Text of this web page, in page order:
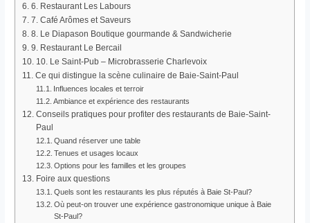
6. Restaurant Les Labours
7. Café Arômes et Saveurs
8. Le Diapason Boutique gourmande & Sandwicherie
9. Restaurant Le Bercail
10. Le Saint-Pub – Microbrasserie Charlevoix
Ce qui distingue la scène culinaire de Baie-Saint-Paul
Influences locales et terroir
Ambiance et expérience des restaurants
Conseils pratiques pour profiter des restaurants de Baie-Saint-
Paul
Quand réserver une table
Tenues et usages locaux
Options pour les familles et les groupes
Foire aux questions
Quels sont les restaurants les plus réputés à Baie St-Paul?
Où peut-on trouver une expérience gastronomique unique à Baie
St-Paul?